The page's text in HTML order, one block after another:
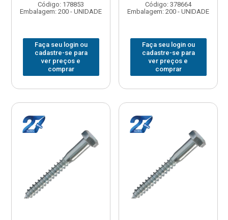
Código: 178853
Embalagem: 200 - UNIDADE
Faça seu login ou
cadastre-se para
ver preços e
comprar
Código: 378664
Embalagem: 200 - UNIDADE
Faça seu login ou
cadastre-se para
ver preços e
comprar